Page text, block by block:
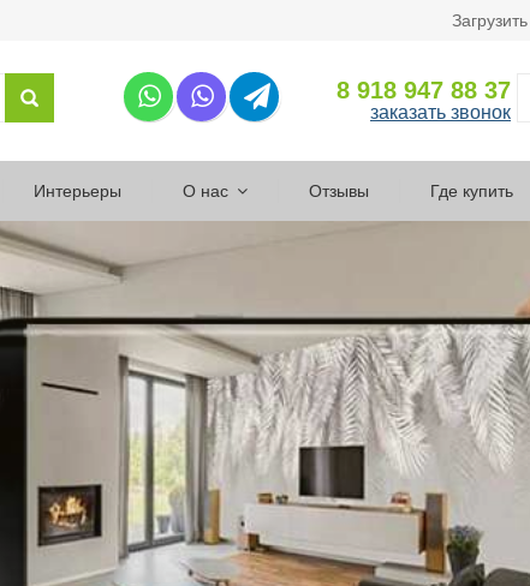
8 918 947 88 37
заказать звонок
Интерьеры О нас Отзывы Где купить